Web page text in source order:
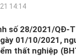
14:14
số 28/2021/QĐ-
01/10/2021,
thất nghiệp